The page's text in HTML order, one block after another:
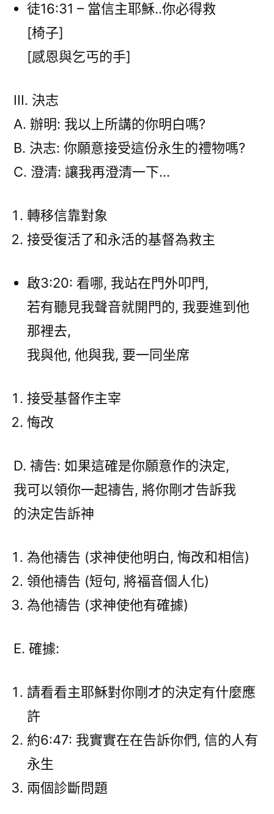
徒16:31 – 當信主耶穌..你必得救
[椅子]
[感恩與乞丐的手]
III. 決志
A. 辦明: 我以上所講的你明白嗎?
B. 決志: 你願意接受這份永生的禮物嗎?
C. 澄清: 讓我再澄清一下…
轉移信靠對象
接受復活了和永活的基督為救主
啟3:20: 看哪, 我站在門外叩門,
若有聽見我聲音就開門的, 我要進到他
那裡去,
我與他, 他與我, 要一同坐席
接受基督作主宰
悔改
D. 禱告: 如果這確是你願意作的決定,
我可以領你一起禱告, 將你剛才告訴我
的決定告訴神
為他禱告 (求神使他明白, 悔改和相信)
領他禱告 (短句, 將福音個人化)
為他禱告 (求神使他有確據)
E. 確據:
請看看主耶穌對你剛才的決定有什麼應
許
約6:47: 我實實在在告訴你們, 信的人有
永生
兩個診斷問題